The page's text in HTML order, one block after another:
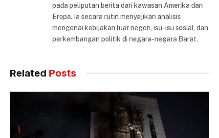
pada peliputan berita dari kawasan Amerika dan
Eropa. Ia secara rutin menyajikan analisis
mengenai kebijakan luar negeri, isu-isu sosial, dan
perkembangan politik di negara-negara Barat.
Related Posts